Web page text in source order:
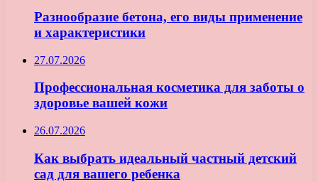
Разнообразие бетона, его виды применение
и характеристики
27.07.2026
Профессиональная косметика для заботы о
здоровье вашей кожи
26.07.2026
Как выбрать идеальный частный детский
сад для вашего ребенка